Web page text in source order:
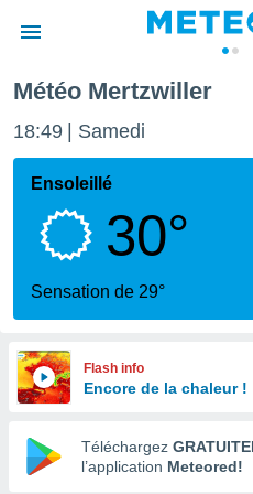
de
en
Météo Mertzwiller
18:49 Samedi
Ensoleillé
30°
Sensation de 29°
Flash info
Encore de la chaleur !
Téléchargez
l’application Meteored!